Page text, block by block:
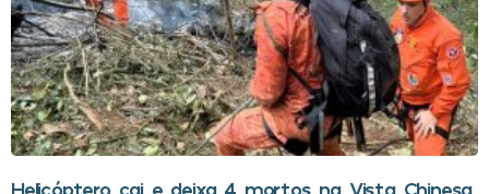
Helicóptero cai e deixa 4 mortos na Vista Chinesa,